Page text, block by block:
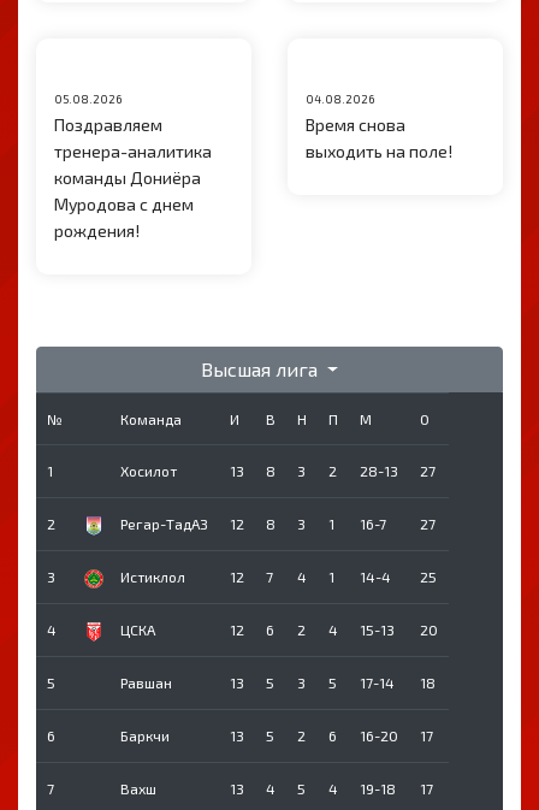
05.08.2026
Поздравляем
тренера-аналитика
команды Дониёра
Муродова с днем
рождения!
04.08.2026
Время снова
выходить на поле!
Высшая лига
№ Команда И В Н П М О
1 Хосилот 13 8 3 2 28-13 27
2 Регар-ТадАЗ 12 8 3 1 16-7 27
3 Истиклол 12 7 4 1 14-4 25
4 ЦСКА 12 6 2 4 15-13 20
5 Равшан 13 5 3 5 17-14 18
6 Баркчи 13 5 2 6 16-20 17
7 Вахш 13 4 5 4 19-18 17